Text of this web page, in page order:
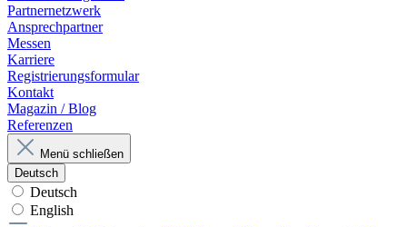
Partnernetzwerk
Ansprechpartner
Messen
Karriere
Registrierungsformular
Kontakt
Magazin / Blog
Referenzen
Menü schließen
Deutsch
Deutsch
English